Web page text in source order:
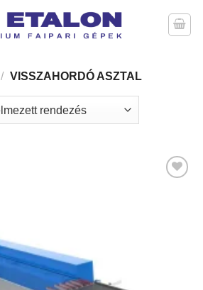
/ VISSZAHORDÓ ASZTAL